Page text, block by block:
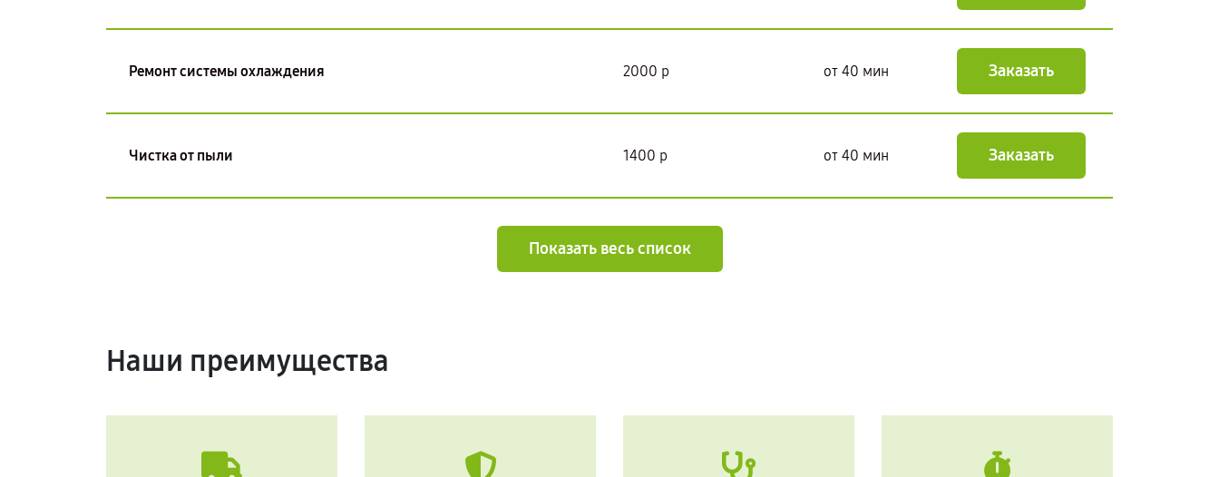
Ремонт системы охлаждения 2000 р от 40 мин Заказать
Чистка от пыли 1400 р от 40 мин Заказать
Показать весь список
Наши преимущества